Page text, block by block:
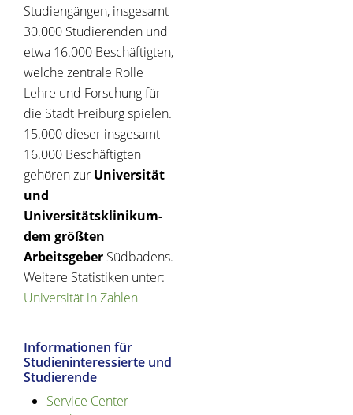
Studiengängen, insgesamt
30.000 Studierenden und
etwa 16.000 Beschäftigten,
welche zentrale Rolle
Lehre und Forschung für
die Stadt Freiburg spielen.
15.000 dieser insgesamt
16.000 Beschäftigten
gehören zur Universität
und
Universitätsklinikum-
dem größten
Arbeitsgeber Südbadens.
Weitere Statistiken unter:
Universität in Zahlen
Informationen für
Studieninteressierte und
Studierende
Service Center